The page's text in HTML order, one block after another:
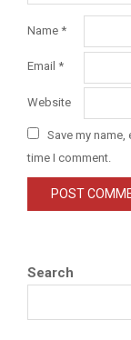
Name *
Email *
Website
Save my
time I comment.
Search